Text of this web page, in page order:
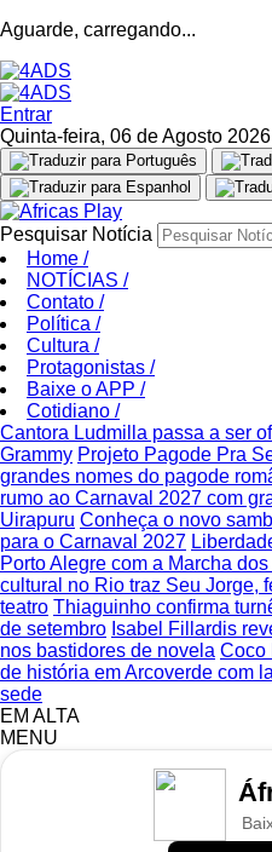
Aguarde, carregando...
Entrar
Quinta-feira, 06 de Agosto 2026
Pesquisar Notícia
Home /
NOTÍCIAS /
Contato /
Política /
Cultura /
Protagonistas /
Baixe o APP /
Cotidiano /
Cantora Ludmilla passa a ser
Grammy Projeto Pagode Pra
grandes nomes do pagode
rumo ao Carnaval 2027 com
Uirapuru Conheça o novo
para o Carnaval 2027
Porto Alegre com a Marcha
cultural no Rio traz Seu Jorge,
teatro Thiaguinho confirma
de setembro Isabel Fillardis
nos bastidores de novela Coco
de história em Arcoverde com
sede
EM ALTA
MENU